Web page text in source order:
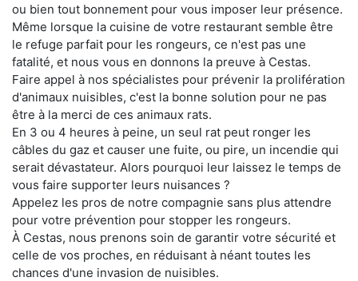
ou bien tout bonnement pour vous imposer leur présence.
Même lorsque la cuisine de votre restaurant semble être
le refuge parfait pour les rongeurs, ce n'est pas une
fatalité, et nous vous en donnons la preuve à Cestas.
Faire appel à nos spécialistes pour prévenir la prolifération
d'animaux nuisibles, c'est la bonne solution pour ne pas
être à la merci de ces animaux rats.
En 3 ou 4 heures à peine, un seul rat peut ronger les
câbles du gaz et causer une fuite, ou pire, un incendie qui
serait dévastateur. Alors pourquoi leur laissez le temps de
vous faire supporter leurs nuisances ?
Appelez les pros de notre compagnie sans plus attendre
pour votre prévention pour stopper les rongeurs.
À Cestas, nous prenons soin de garantir votre sécurité et
celle de vos proches, en réduisant à néant toutes les
chances d'une invasion de nuisibles.